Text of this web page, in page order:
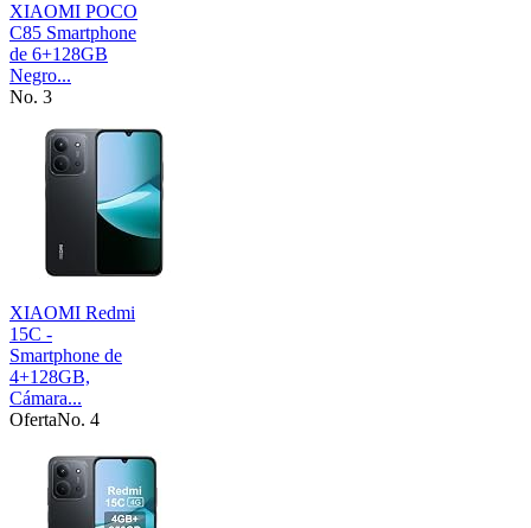
XIAOMI POCO
C85 Smartphone
de 6+128GB
Negro...
No. 3
XIAOMI Redmi
15C -
Smartphone de
4+128GB,
Cámara...
OfertaNo. 4